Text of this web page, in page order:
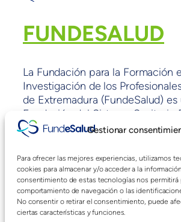
Gestionar
Para ofrecer las mejores experiencias, utilizamos
cookies para almacenar y/o acceder a la
consentimiento de estas tecnologías nos permitirá
comportamiento de navegación o las
No consentir o retirar el consentimiento, puede
ciertas características y funciones.
FUNDESALUD
La Fundación para la Formación e
Investigación de los
de Extremadura (FundeSalud) es
Fundación del Sistema Sanitario
Extremadura sin ánimo de lucro y
interés general adscrita a la
Sanidad y políticas Sociales de
Extremadura.
Blog
Eventos